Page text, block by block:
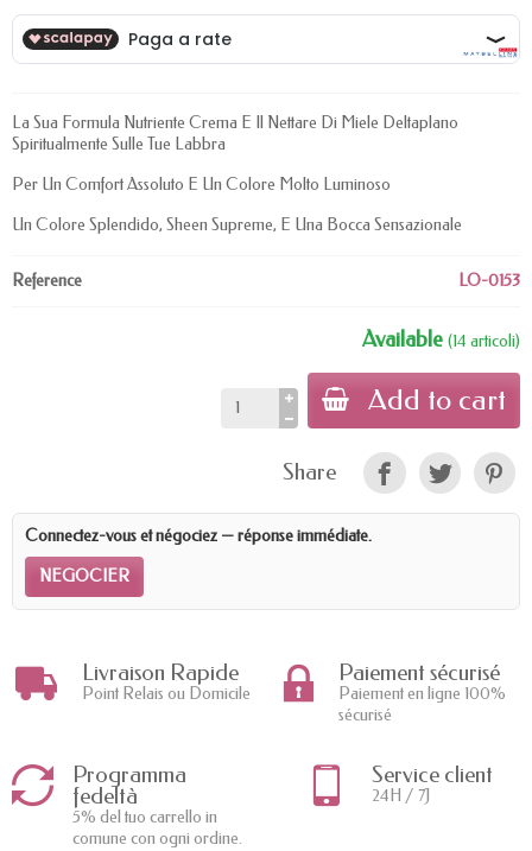
La Sua Formula Nutriente Crema E Il Nettare Di Miele Deltaplano
Spiritualmente Sulle Tue Labbra
Per Un Comfort Assoluto E Un Colore Molto Luminoso
Un Colore Splendido, Sheen Supreme, E Una Bocca Sensazionale
Reference LO-0153
Available (14 articoli)
Add to cart
Share
Connectez-vous et négociez — réponse immédiate.
NEGOCIER
Livraison Rapide
Point Relais ou Domicile
Paiement sécurisé
Paiement en ligne 100%
sécurisé
Programma
fedeltà
5% del tuo carrello in
comune con ogni ordine.
Service client
24H / 7J